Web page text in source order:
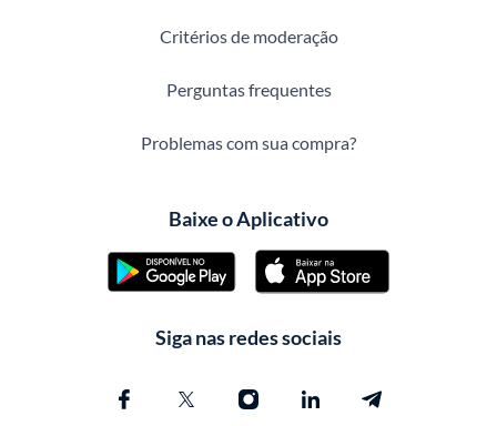
Critérios de moderação
Perguntas frequentes
Problemas com sua compra?
Baixe o Aplicativo
Siga nas redes sociais